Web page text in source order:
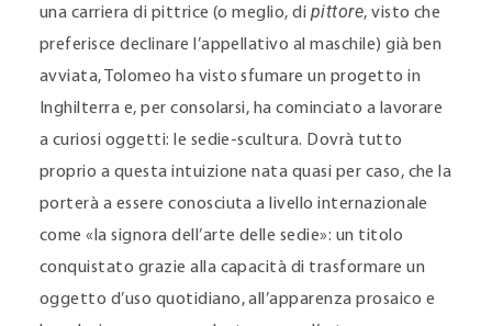
una carriera di pittrice (o meglio, di pittore, visto che
preferisce declinare l’appellativo al maschile) già ben
avviata, Tolomeo ha visto sfumare un progetto in
Inghilterra e, per consolarsi, ha cominciato a lavorare
a curiosi oggetti: le sedie-scultura. Dovrà tutto
proprio a questa intuizione nata quasi per caso, che la
porterà a essere conosciuta a livello internazionale
come «la signora dell’arte delle sedie»: un titolo
conquistato grazie alla capacità di trasformare un
oggetto d’uso quotidiano, all’apparenza prosaico e